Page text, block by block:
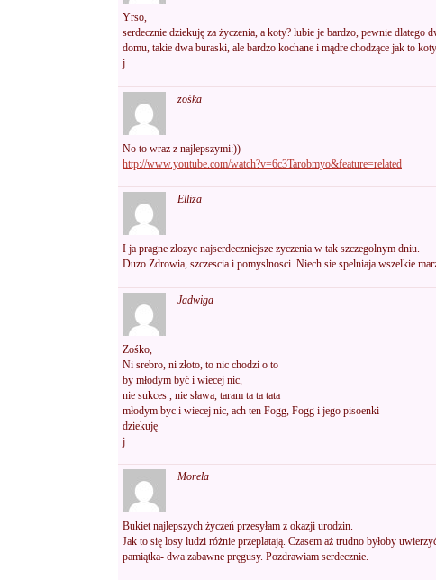
Yrso,
serdecznie dziekuję za życzenia, a koty? lubie je bardzo, pewnie dlatego
domu, takie dwa buraski, ale bardzo kochane i mądre chodzące jak to
j
zośka
No to wraz z najlepszymi:))
http://www.youtube.com/watch?v=6c3Tarobmyo&feature=related
Elliza
I ja pragne zlozyc najserdeczniejsze zyczenia w tak szczegolnym dniu.
Duzo Zdrowia, szczescia i pomyslnosci. Niech sie spelniaja wszelkie
Jadwiga
Zośko,
Ni srebro, ni złoto, to nic chodzi o to
by młodym być i wiecej nic,
nie sukces , nie sława, taram ta ta tata
młodym byc i wiecej nic, ach ten Fogg, Fogg i jego pisoenki
dziekuję
j
Morela
Bukiet najlepszych życzeń przesyłam z okazji urodzin.
Jak to się losy ludzi różnie przeplatają. Czasem aż trudno byłoby
pamiątka- dwa zabawne pręgusy. Pozdrawiam serdecznie.